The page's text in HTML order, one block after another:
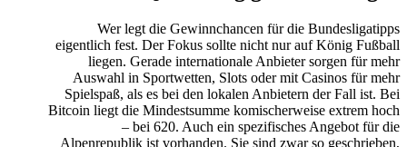
Wer legt die Gewinnchancen für die Bundesligatipps
eigentlich fest. Der Fokus sollte nicht nur auf König Fußball
liegen. Gerade internationale Anbieter sorgen für mehr
Auswahl in Sportwetten, Slots oder mit Casinos für mehr
Spielspaß, als es bei den lokalen Anbietern der Fall ist. Bei
Bitcoin liegt die Mindestsumme komischerweise extrem hoch
– bei 620. Auch ein spezifisches Angebot für die
Alpenrepublik ist vorhanden. Sie sind zwar so geschrieben,